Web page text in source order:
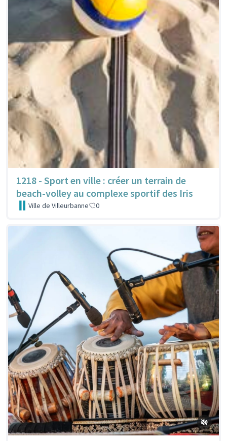
1218 - Sport en ville : créer un terrain de
beach-volley au complexe sportif des Iris
Ville de Villeurbanne 0